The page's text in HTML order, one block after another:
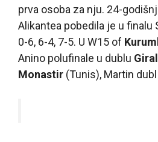
prva osoba za nju. 24-
Alikantea pobedila je u finalu
0-6, 6-4, 7-5. U W15 of
Anino polufinale u dublu
Monastir (Tunis), Martin